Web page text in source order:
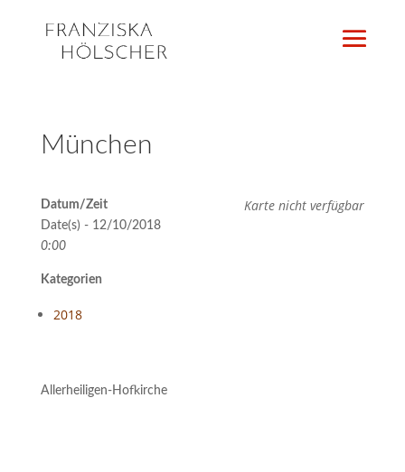
München
Karte nicht verfügbar
Datum/Zeit
Date(s) - 12/10/2018
0:00
Kategorien
2018
Allerheiligen-Hofkirche